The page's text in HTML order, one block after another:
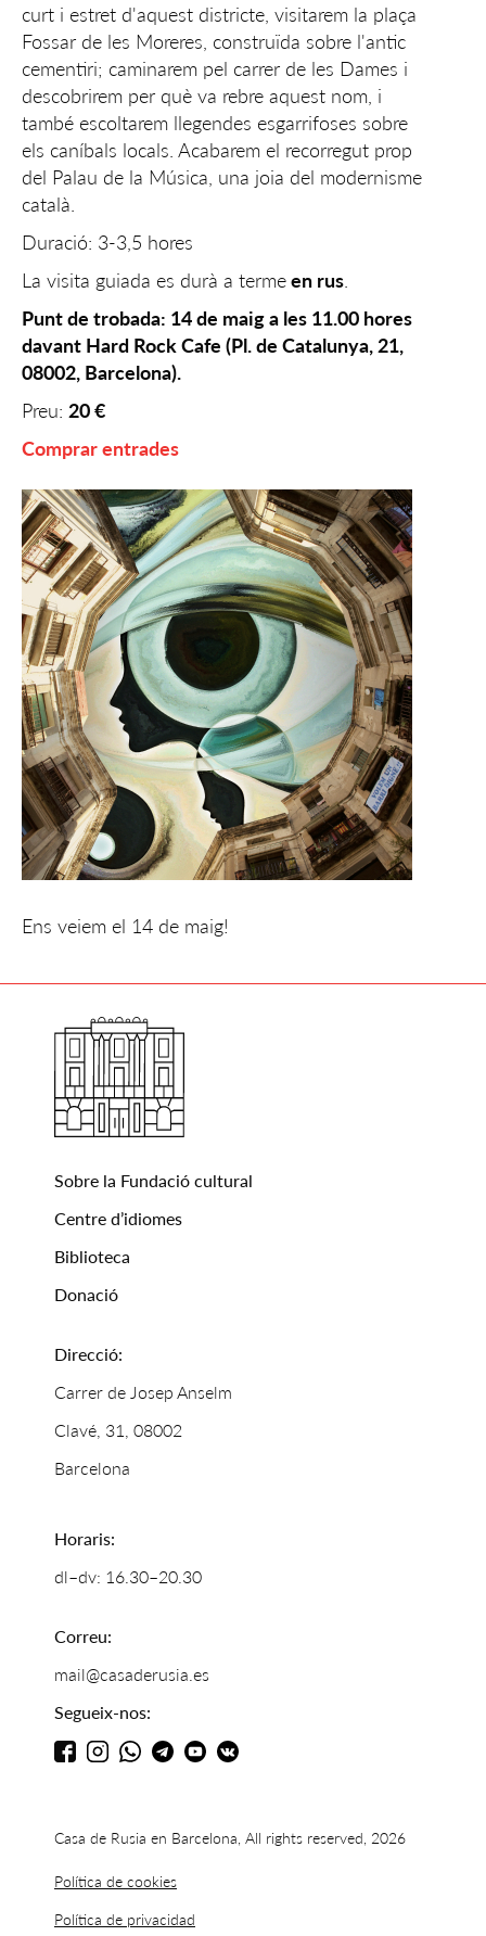
curt i estret d'aquest districte, visitarem la plaça
Fossar de les Moreres, construïda sobre l'antic
cementiri; caminarem pel carrer de les Dames i
descobrirem per què va rebre aquest nom, i
també escoltarem llegendes esgarrifoses sobre
els caníbals locals. Acabarem el recorregut prop
del Palau de la Música, una joia del modernisme
català.
Duració: 3-3,5 hores
La visita guiada es durà a termeen rus
Punt de trobada: 14 de maig a les 11.00 hores
davant Hard Rock Cafe (Pl. de Catalunya, 21,
08002, Barcelona).
Preu: 20 €
Comprar entrades
Ens veiem el 14 de maig!
Sobre la Fundació cultural
Centre d’idiomes
Biblioteca
Donació
Direcció:
Carrer de Josep Anselm
Clavé, 31, 08002
Barcelona
Horaris:
dl–dv: 16.30–20.30
Correu:
mail@casaderusia.es
Segueix-nos:
Casa de Rusia en Barcelona, All rights reserved, 2026
Política de cookies
Política de privacidad